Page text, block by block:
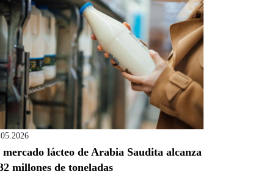
lácteo de Arabia Saudita alcanza
millones de toneladas